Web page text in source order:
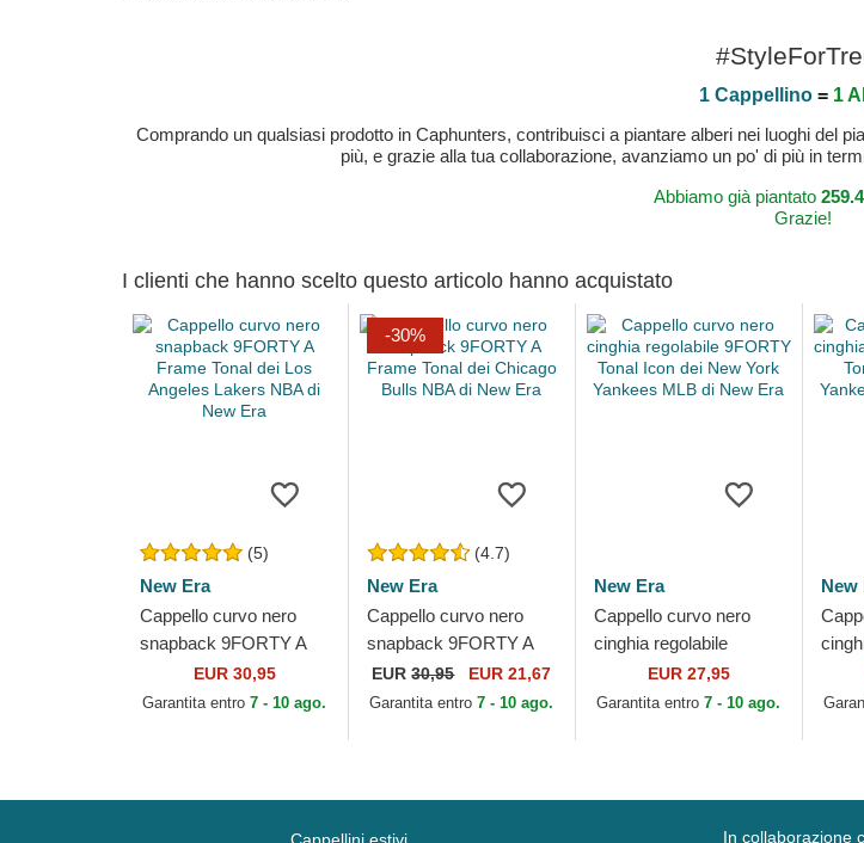
1 Cappellino= 1
Comprando un qualsiasi prodotto in Caphunters, contribuisci a piantare alberi nei luoghi del
più, e grazie alla tua collaborazione, avanziamo un po' di più in
Abbiamo già piantato
Grazie!
I clienti che hanno scelto questo articolo hanno acquistato
(5)
New Era
Cappello curvo nero
snapback 9FORTY A
Frame Tonal dei Los
Angeles Lakers NBA di
EUR 30,95
Garantita entro7 - 10 ago.
-30%
(4.7)
New Era
Cappello curvo nero
snapback 9FORTY A
Frame Tonal dei
Chicago Bulls NBA di
EUR30,95 EUR 21,67
Garantita entro7 - 10 ago.
New Era
Cappello curvo nero
cinghia regolabile
9FORTY Tonal Icon dei
New York Yankees
EUR 27,95
Garantita entro7 - 10 ago.
New
York
In collaborazione